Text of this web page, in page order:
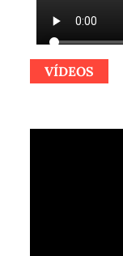
VÍDEOS